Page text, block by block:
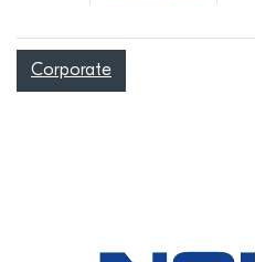
Corporate